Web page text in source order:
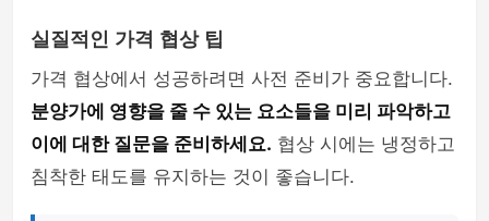
실질적인 가격 협상 팁
가격 협상에서 성공하려면 사전 준비가 중요합니다.
분양가에 영향을 줄 수 있는 요소들을 미리 파악하고
이에 대한 질문을 준비하세요. 협상 시에는 냉정하고
침착한 태도를 유지하는 것이 좋습니다.